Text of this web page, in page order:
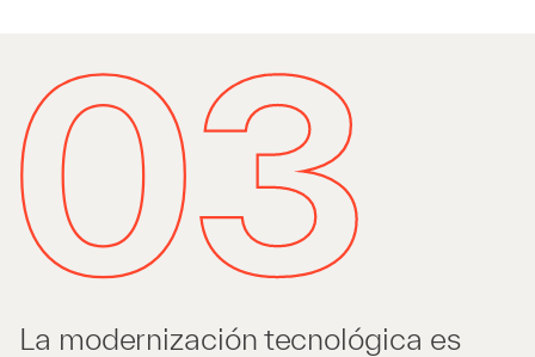
La modernización tecnológica es